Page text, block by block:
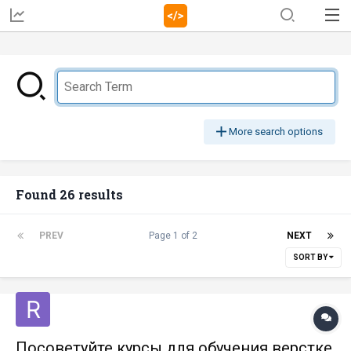
More search options
Found 26 results
PREV NEXT
Page 1 of 2
SORT BY